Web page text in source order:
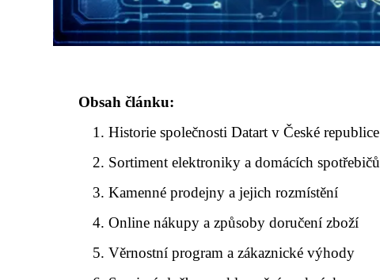
Obsah článku:
Historie společnosti Datart v České republice
Sortiment elektroniky a domácích spotřebičů
Kamenné prodejny a jejich rozmístění
Online nákupy a způsoby doručení zboží
Věrnostní program a zákaznické výhody